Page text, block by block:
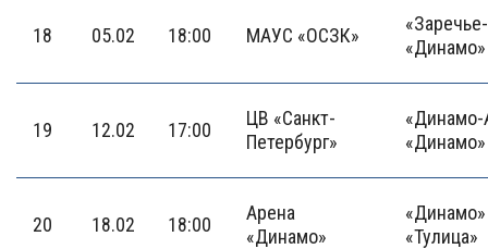
18 05.02 18:00 МАУС «ОСЗК»
19 12.02 17:00
ЦВ «Санкт-
Петербург»
«Динамо-
20 18.02 18:00
Арена
«Динамо»
«Тулица»